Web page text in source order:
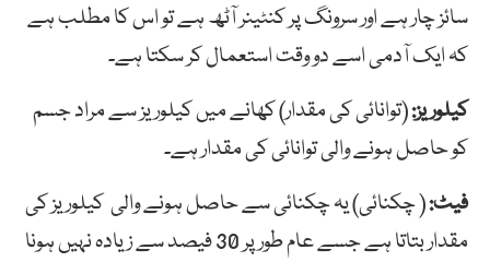
سائز چار ہے اور سرونگ پر کنٹینر آٹھ ہے تو اس کا مطلب ہے
کہ ایک آدمی اسے دو وقت استعمال کر سکتا ہے۔
کیلوریز:(توانائی کی مقدار) کھانے میں کیلوریز سے مراد جسم
کو حاصل ہونے والی توانائی کی مقدار ہے۔
فیٹ:( چکنائی) یہ چکنائی سے حاصل ہونے والی کیلوریز کی
مقدار بتاتا ہے جسے عام طور پر 30 فیصد سے زیادہ نہیں ہونا